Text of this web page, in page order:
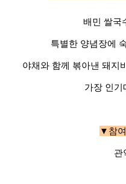
배민 쌀국
특별한 양념장에
야채와 함께 볶아낸 돼지
가장 인기
▼참
관